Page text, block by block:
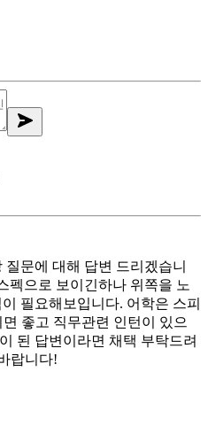
문에 대해 답변 드리겠습니
펙으로 보이긴하나 위쪽을 노
필요해보입니다. 어학은 스피
좋고 직무관련 인턴이 있으
된 답변이라면 채택 부탁드려
랍니다!